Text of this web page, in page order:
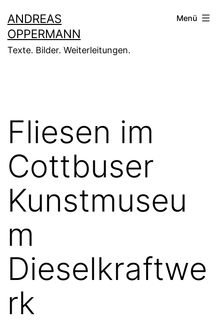
Inhalt
springen
ANDREAS
OPPERMANN
Texte. Bilder. Weiterleitungen.
Menü
Fliesen im
Cottbuser
Kunstmuseu
m
Dieselkraftwe
rk